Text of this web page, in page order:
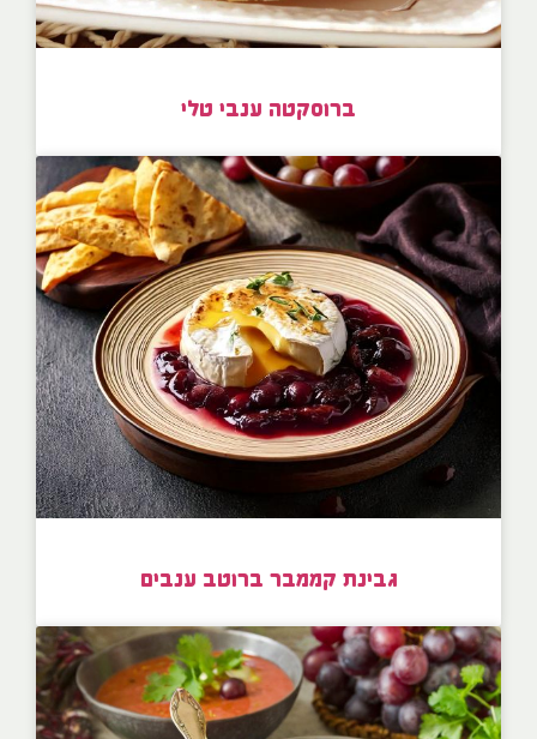
ברוסקטה ענבי טלי
גבינת קממבר ברוטב ענבים